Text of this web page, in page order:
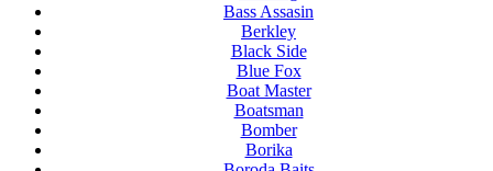
Bass Assasin
Berkley
Black Side
Blue Fox
Boat Master
Boatsman
Bomber
Borika